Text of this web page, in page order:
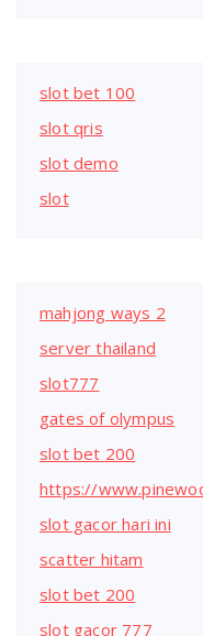
slot bet 100
slot qris
slot demo
slot
mahjong ways 2
server thailand
slot777
gates of olympus
slot bet 200
https://
slot gacor hari ini
scatter hitam
slot bet 200
slot gacor 777